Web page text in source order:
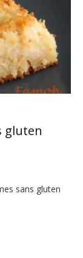
gluten
sans gluten